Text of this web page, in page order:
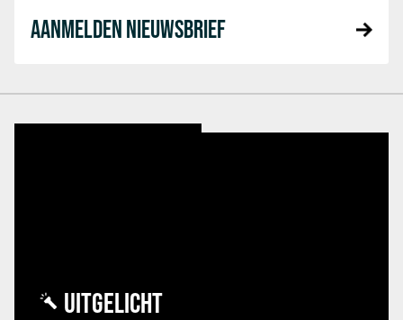
AANMELDEN NIEUWSBRIEF
UITGELICHT